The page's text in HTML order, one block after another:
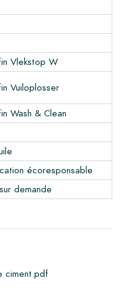
an après la livraison.
de fabrication et
pose et d'entretien
être faite pour les
votre propre carreau
Vlekstop W
Vuiloplosser
Wash & Clean
écoresponsable
demande
ciment.pdf